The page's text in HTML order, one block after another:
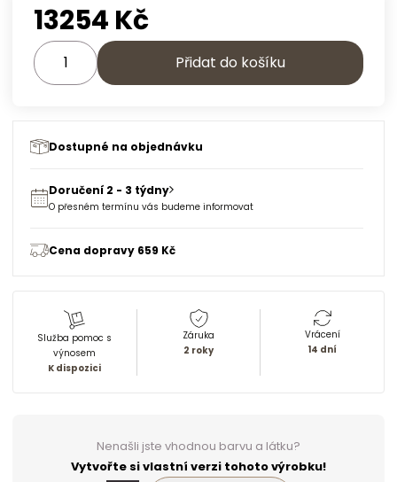
13254 Kč
Přidat do košíku
Dostupné na objednávku
Doručení 2 - 3 týdny
O přesném termínu vás budeme informovat
Cena dopravy 659 Kč
Služba pomoc s
výnosem
K dispozici
Záruka
2 roky
Vrácení
14 dní
Nenašli jste vhodnou barvu a látku?
Vytvořte si vlastní verzi tohoto výrobku!